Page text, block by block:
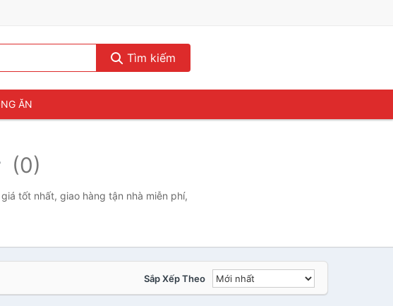
Tìm kiếm
ĂN
(0)
tốt nhất, giao hàng tận nhà miễn phí,
Sắp Xếp Theo